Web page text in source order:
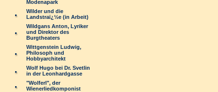
Modenapark
Wilder und die
Landstraï¿½e (in Arbeit)
Wildgans Anton, Lyriker
und Direktor des
Burgtheaters
Wittgenstein Ludwig,
Philosoph und
Hobbyarchitekt
Wolf Hugo bei Dr. Svetlin
in der Leonhardgasse
"Wolferl", der
Wienerliedkomponist